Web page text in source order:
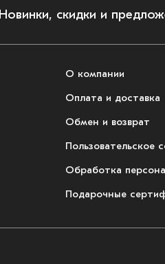
Новинки, скидки и
О компании
Оплата и доставка
Обмен и возврат
Пользовательское
Обработка
Подарочные